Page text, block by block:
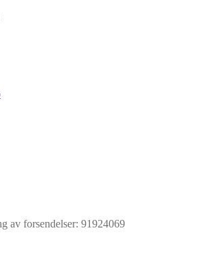
av forsendelser: 91924069